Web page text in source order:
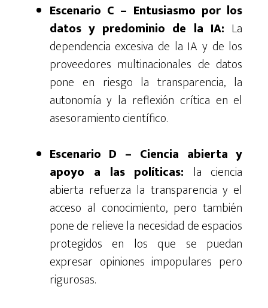
Escenario C – Entusiasmo por los
datos y predominio de la IA: La
dependencia excesiva de la IA y de los
proveedores multinacionales de datos
pone en riesgo la transparencia, la
autonomía y la reflexión crítica en el
asesoramiento científico.
Escenario D – Ciencia abierta y
apoyo a las políticas: la ciencia
abierta refuerza la transparencia y el
acceso al conocimiento, pero también
pone de relieve la necesidad de espacios
protegidos en los que se puedan
expresar opiniones impopulares pero
rigurosas.